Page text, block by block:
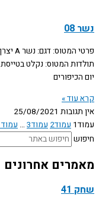
נשר 08
יום הכיפורים
קרא עוד »
אין תגובות 25/08/2021
עמוד1 עמוד2 עמוד3
… עמוד
חיפוש
מאמרים אחרונים
שחק 41